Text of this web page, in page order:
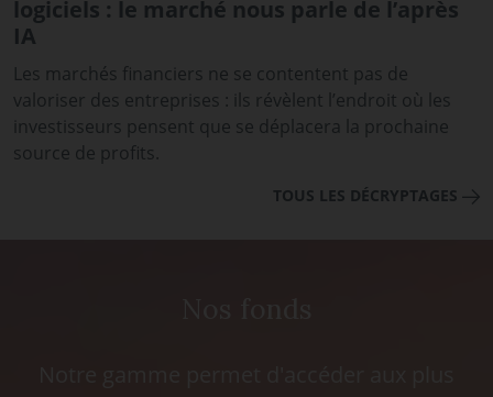
logiciels : le marché nous parle de l’après
IA
Les marchés financiers ne se contentent pas de
valoriser des entreprises : ils révèlent l’endroit où les
investisseurs pensent que se déplacera la prochaine
source de profits.
TOUS LES DÉCRYPTAGES